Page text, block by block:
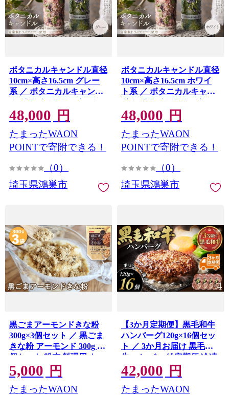
ボタニカルキャンドル直径
10cm×高さ16.5cm グレー
系 ／ ボタニカルキャンド
ル ドライフラワーキャン
ドル 観賞用キャンドル フ
ラワーキャンドル インテ
リア 雑貨 ナチュラルイン
テリア 北欧インテリア ギ
築祝い おしゃれ 癒し空間
埼玉県 No.637-02
48,000 円
たまったWAON
POINTで寄附できる！
（0）
埼玉県鴻巣市
ボタニカルキャンドル直径
10cm×高さ16.5cm ホワイ
ト系 ／ ボタニカルキャン
ドル ドライフラワーキャ
ンドル 観賞用キャンドル
フラワーキャンドル イン
テリア 雑貨 ナチュラルイ
ンテリア 北欧インテリア
新築祝い おしゃれ 癒し空
ー 埼玉県 No.637-01
48,000 円
たまったWAON
POINTで寄附できる！
（0）
埼玉県鴻巣市
黒ごまアーモンドきな粉
300g×3個セット ／ 黒ごま
きな粉 アーモンド 300g 3
個セット 粉末 料理用 トッ
ピング ドリンク ミックス
きな粉 たっぷり 食材 カル
シウム 鉄分 ビタミンE 甘
5,000 円
たまったWAON
【3か月定期便】黒毛和牛
ハンバーグ120g×16個セッ
ト ／ 3か月お届け 黒毛和
牛 ハンバーグ 定期便 冷凍
ハンバーグ 個包装 真空パ
ック 急速冷凍 肉汁 ジュー
シー 牛肉 おかず メインデ
42,000 円
たまったWAON